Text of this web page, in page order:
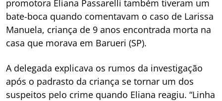
promotora Eliana Passarelli também tiveram um
bate-boca quando comentavam o caso de Larissa
Manuela, criança de 9 anos encontrada morta na
casa que morava em Barueri (SP).
A delegada explicava os rumos da investigação
após o padrasto da criança se tornar um dos
suspeitos pelo crime quando Eliana reagiu. “Linha